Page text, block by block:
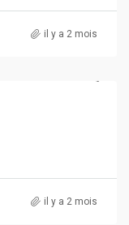
il y a 2 mois
il y a 2 mois